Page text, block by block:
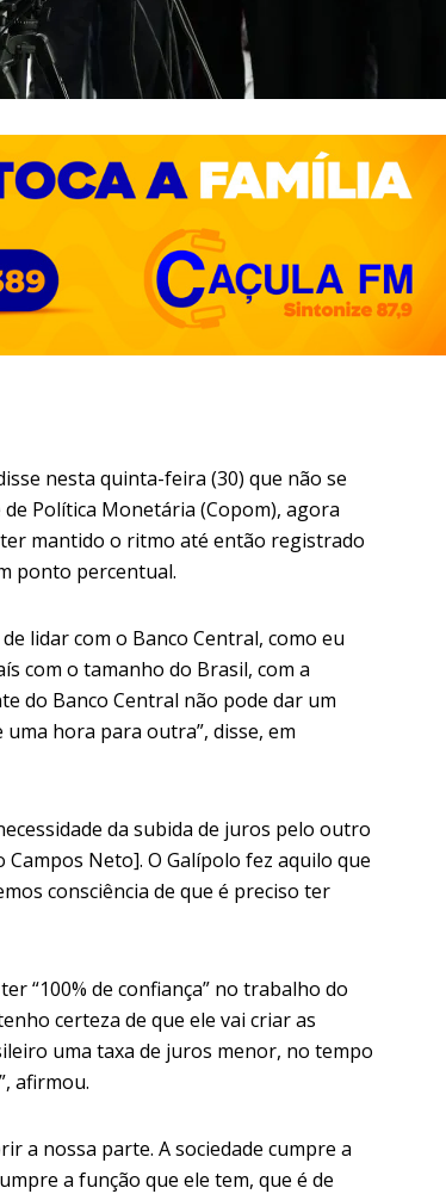
nesta quinta-feira (30) que não se
Política Monetária (Copom), agora
mantido o ritmo até então registrado
ponto percentual.
lidar com o Banco Central, como eu
com o tamanho do Brasil, com a
do Banco Central não pode dar um
hora para outra”, disse, em
da subida de juros pelo outro
Neto]. O Galípolo fez aquilo que
consciência de que é preciso ter
“100% de confiança” no trabalho do
certeza de que ele vai criar as
uma taxa de juros menor, no tempo
afirmou.
a nossa parte. A sociedade cumpre a
a função que ele tem, que é de